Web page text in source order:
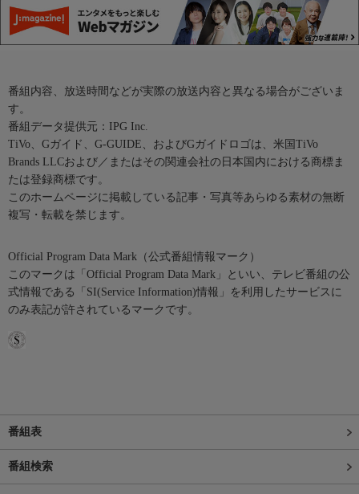
番組内容、放送時間などが実際の放送内容と異なる場合がございま
す。
番組データ提供元：IPG Inc.
TiVo、Gガイド、G-GUIDE、およびGガイドロゴは、米国TiVo
Brands LLCおよび／またはその関連会社の日本国内における商標ま
たは登録商標です。
このホームページに掲載している記事・写真等あらゆる素材の無断
複写・転載を禁じます。
Official Program Data Mark（公式番組情報マーク）
このマークは「Official Program Data Mark」といい、テレビ番組の公
式情報である「SI(Service Information)情報」を利用したサービスに
のみ表記が許されているマークです。
番組表
番組検索